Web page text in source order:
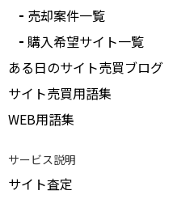
売却案件一覧
購入希望サイト一覧
ある日のサイト売買ブログ
サイト売買用語集
WEB用語集
サービス説明
サイト査定